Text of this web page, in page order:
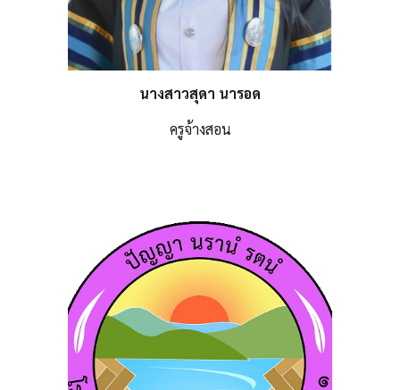
นางสาวสุดา นารอด
ครูจ้างสอน